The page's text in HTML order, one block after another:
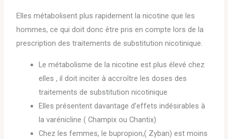
Elles métabolisent plus rapidement la nicotine que les
hommes, ce qui doit donc être pris en compte lors de la
prescription des traitements de substitution nicotinique.
Le métabolisme de la nicotine est plus élevé chez
elles , il doit inciter à accroître les doses des
traitements de substitution nicotinique
Elles présentent davantage d’effets indésirables à
la varénicline ( Champix ou Chantix)
Chez les femmes, le bupropion,( Zyban) est moins